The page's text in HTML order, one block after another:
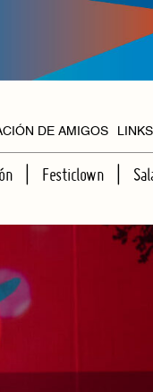
DE AMIGOS LINKS
Festiclown